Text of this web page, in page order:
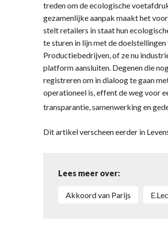
treden om de ecologische
gezamenlijke aanpak maakt het
stelt retailers in staat hun
te sturen in lijn met de
Productiebedrijven, of ze nu
platform aansluiten. Degenen die
registreren om in dialoog te gaan
operationeel is, effent de weg voor
transparantie, samenwerking en
Dit artikel verscheen eerder in
Lees meer over:
Akkoord van Parijs